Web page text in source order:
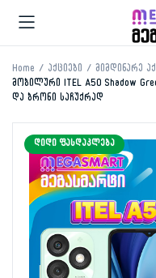
Home აქციები
მიმდინარე
მობილური ITEL A50 Shadow
და ბრონი საჩუქრად
ᲓᲘᲓᲘ ᲤᲐᲡᲓᲐᲙᲚᲔᲑᲐ